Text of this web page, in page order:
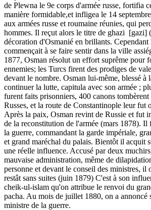
de Plewna le 9e corps d'armée russe, fortifia
manière formidable,et infligea le 14
aux armées russe et roumaine réunies, qui
hommes. Il reçut alors le titre de ghazi [gazi]
décoration d'Osmanié en brillants.
commençait à se faire sentir dans la ville
1877, Osman résolut un effort suprême pour
ennemies; les Turcs firent des prodiges de
devant le nombre. Osman lui-même, blessé à
continuer la lutte, capitula avec son armée ;
furent faits prisonniers, 400 canons tombèrent
Russes, et la route de Constantinople leur fut
Après la paix, Osman revint de Russie et fut
de la reconstitution de l'armée (mars 1878). Il
la guerre, commandant la garde impériale,
et grand maréchal du palais. Bientôt il acquit
une réelle influence. Accusé par deux
mauvaise administration, même de
personne et devant le conseil des ministres, il
restât sans suites (juin 1879) C'est à son
cheik-ul-islam qu'on attribue le renvoi du
pacha. Au mois de juillet 1880, on a annoncé
ministre de la guerre.